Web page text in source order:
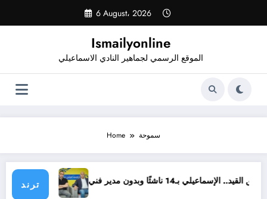
content
6 August، 2026
Ismailyonline
الموقع الرسمي لجماهير النادي الاسماعيلي
Home سموحة
ترند أسبوع على غلق القيد.. الإسماعيلي بـ14 ناشئًا وبدون مدير فني